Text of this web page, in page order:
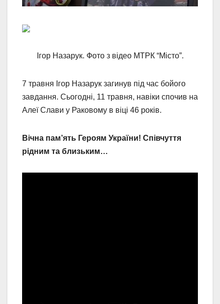
Ігор Назарук. Фото з відео МТРК “Місто”.
7 травня Ігор Назарук загинув під час бойого
завдання. Сьогодні, 11 травня, навіки спочив на
Алеї Слави у Раковому в віці 46 років.
Вічна пам’ять Героям України! Співчуття
рідним та близьким…